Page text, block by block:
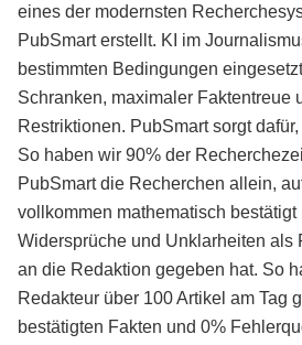
eines der modernsten
PubSmart erstellt. KI im
bestimmten Bedingungen
Schranken, maximaler Faktentreue
Restriktionen. PubSmart sorgt
So haben wir 90% der
PubSmart die Recherchen allein,
vollkommen mathematisch bestätigt
Widersprüche und Unklarheiten als
an die Redaktion gegeben hat. So
Redakteur über 100 Artikel am Tag
bestätigten Fakten und 0%